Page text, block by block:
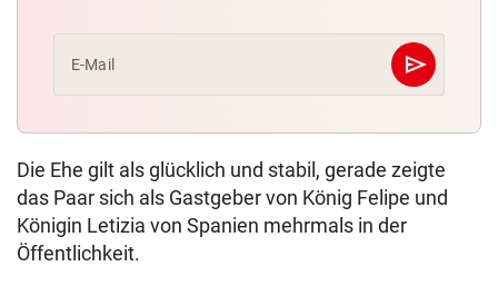
E-Mail send
Abschicken
Die Ehe gilt als glücklich und stabil, gerade zeigte
das Paar sich als Gastgeber von König Felipe und
Königin Letizia von Spanien mehrmals in der
Öffentlichkeit.